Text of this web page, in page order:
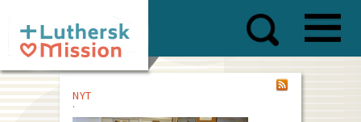
main
content
NYT